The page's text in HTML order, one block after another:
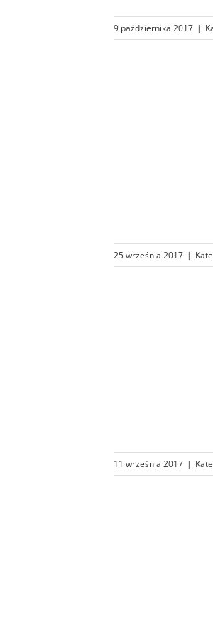
9 października 2017 |
25 września 2017 |
11 września 2017 |